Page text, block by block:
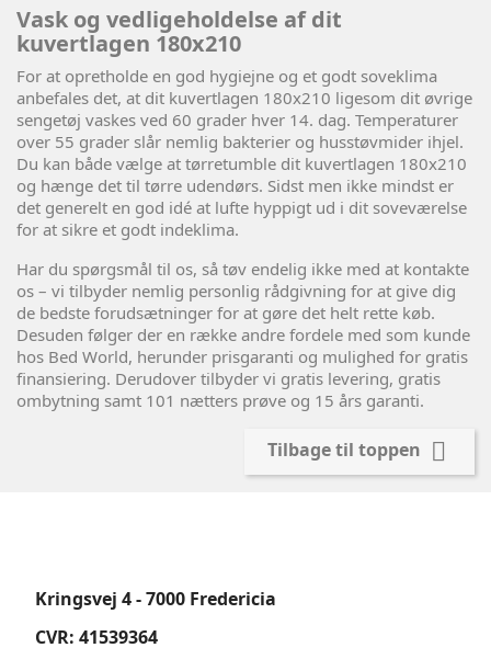
Vask og vedligeholdelse af dit
kuvertlagen 180x210
For at opretholde en god hygiejne og et godt soveklima
anbefales det, at dit kuvertlagen 180x210 ligesom dit øvrige
sengetøj vaskes ved 60 grader hver 14. dag. Temperaturer
over 55 grader slår nemlig bakterier og husstøvmider ihjel.
Du kan både vælge at tørretumble dit kuvertlagen 180x210
og hænge det til tørre udendørs. Sidst men ikke mindst er
det generelt en god idé at lufte hyppigt ud i dit soveværelse
for at sikre et godt indeklima.
Har du spørgsmål til os, så tøv endelig ikke med at kontakte
os – vi tilbyder nemlig personlig rådgivning for at give dig
de bedste forudsætninger for at gøre det helt rette køb.
Desuden følger der en række andre fordele med som kunde
hos Bed World, herunder prisgaranti og mulighed for gratis
finansiering. Derudover tilbyder vi gratis levering, gratis
ombytning samt 101 nætters prøve og 15 års garanti.
Tilbage til toppen 
Kringsvej 4 - 7000 Fredericia
CVR: 41539364